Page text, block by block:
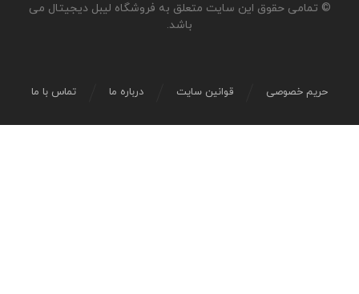
© تمامی حقوق این سایت متعلق به فروشگاه لیبل دیجیتال می
باشد.
تماس با ما درباره ما قوانین سایت حریم خصوصی